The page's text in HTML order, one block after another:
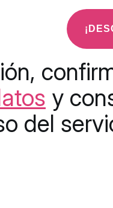
y
del